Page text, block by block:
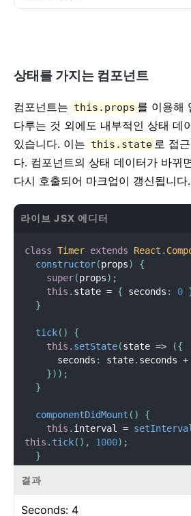
상태를 가지는 컴포넌트
컴포넌트는 this.props 를 이용해
다루는 것 외에도 내부적인 상태 데
있습니다. 이는 this.state 로 접
다. 컴포넌트의 상태 데이터가 바뀌
다시 호출되어 마크업이 갱신됩니다.
라이브 JSX 에디터
class Timer extends React .
constructor(props)
{
super(props) ;
this . state = { seconds : 0
}
tick( )
{
this . setState(state => ({
      seconds
: state. seconds +
}) ) ;
}
componentDidMount ( )
{
this . interval = setInterval
this . tick( ) , 1000) ;
}
componentWillUnmount
}
결과
Seconds: 5